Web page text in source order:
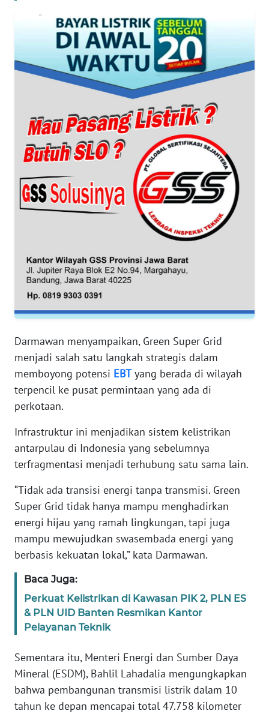
Darmawan menyampaikan, Green Super Grid
menjadi salah satu langkah strategis dalam
memboyong potensi EBTyang berada di wilayah
terpencil ke pusat permintaan yang ada di
perkotaan.
Infrastruktur ini menjadikan sistem kelistrikan
antarpulau di Indonesia yang sebelumnya
terfragmentasi menjadi terhubung satu sama lain.
“Tidak ada transisi energi tanpa transmisi. Green
Super Grid tidak hanya mampu menghadirkan
energi hijau yang ramah lingkungan, tapi juga
mampu mewujudkan swasembada energi yang
berbasis kekuatan lokal,” kata Darmawan.
Baca Juga:
Perkuat Kelistrikan di Kawasan PIK 2, PLN ES
& PLN UID Banten Resmikan Kantor
Pelayanan Teknik
Sementara itu, Menteri Energi dan Sumber Daya
Mineral (ESDM), Bahlil Lahadalia mengungkapkan
bahwa pembangunan transmisi listrik dalam 10
tahun ke depan mencapai total 47.758 kilometer
WN
KEPRI
WN
WN
PAPUA
WN
RIAU
WN
SERAMBI
WN
JAMBI
WN
SULTRA
WN
NTB
SULTENG
WN
SULBAR
BABEL
WN
SUMBAR
WN
SUMSEL
WN